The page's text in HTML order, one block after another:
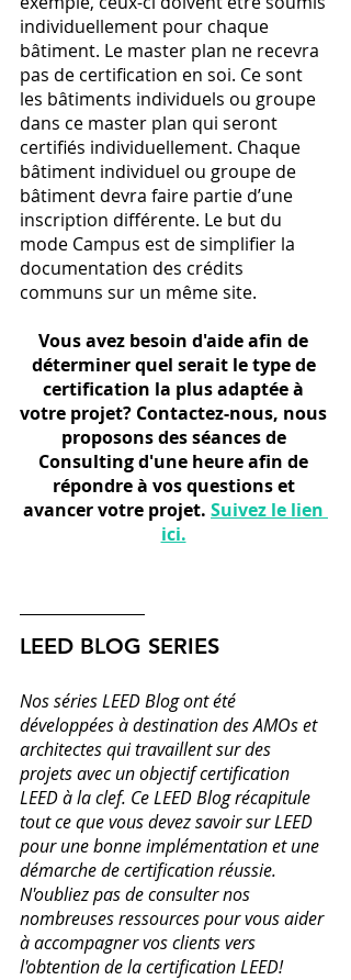
individuellement pour chaque
bâtiment. Le master plan ne recevra
pas de certification en soi. Ce sont
les bâtiments individuels ou groupe
dans ce master plan qui seront
certifiés individuellement. Chaque
bâtiment individuel ou groupe de
bâtiment devra faire partie d’une
inscription différente. Le but du
mode Campus est de simplifier la
documentation des crédits
communs sur un même site.
Vous avez besoin d'aide afin de
déterminer quel serait le type de
certification la plus adaptée à
votre projet? Contactez-nous, nous
proposons des séances de
Consulting d'une heure afin de
répondre à vos questions et
avancer votre projet. Suivez le lien
ici.
LEED BLOG SERIES
Nos séries LEED Blog ont été
développées à destination des AMOs et
architectes qui travaillent sur des
projets avec un objectif certification
LEED à la clef. Ce LEED Blog récapitule
tout ce que vous devez savoir sur LEED
pour une bonne implémentation et une
démarche de certification réussie.
N'oubliez pas de consulter nos
nombreuses ressources pour vous aider
à accompagner vos clients vers
l'obtention de la certification LEED!